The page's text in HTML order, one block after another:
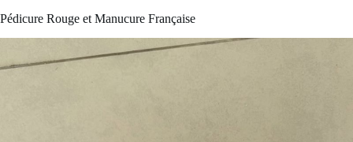
Pédicure Rouge et Manucure Française